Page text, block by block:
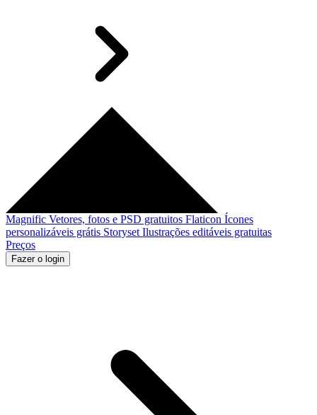
Magnific Vetores, fotos e PSD gratuitos Flaticon Ícones
personalizáveis grátis Storyset Ilustrações editáveis gratuitas
Preços
Fazer o login